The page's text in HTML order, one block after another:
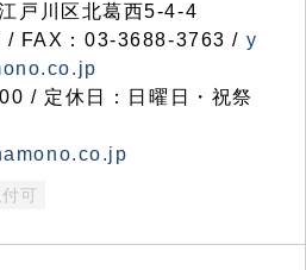
戸川区北葛西5-4-4
FAX：03-3688-3763 / y
/ 定休日：日曜日・祝祭
可